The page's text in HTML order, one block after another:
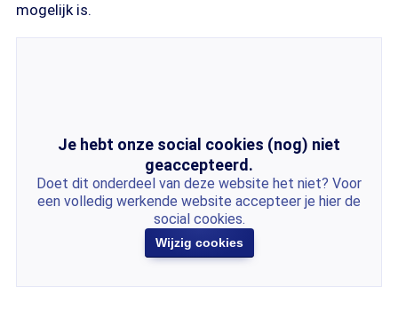
mogelijk is.
Je hebt onze social cookies (nog) niet
geaccepteerd.
Doet dit onderdeel van deze website het niet? Voor
een volledig werkende website accepteer je hier de
social cookies.
Wijzig cookies